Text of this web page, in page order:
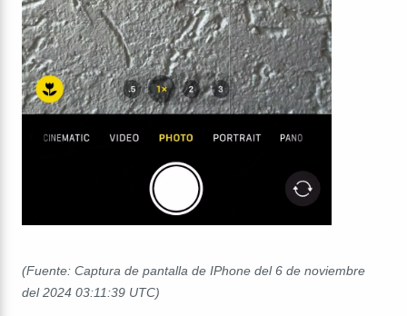
(Fuente: Captura de pantalla de IPhone del 6 de noviembre
del 2024 03:11:39 UTC)